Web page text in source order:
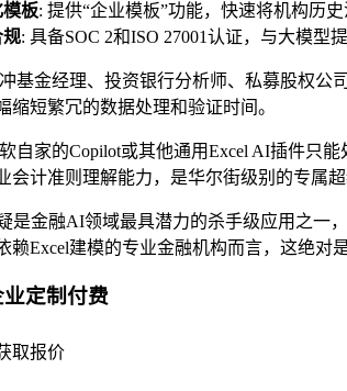
板: 提供“企业模板”功能，快速将机构历
规: 具备SOC 2和ISO 27001认证，与大模型
基金经理、投资银行分析师、私募股权公
缩短繁冗的数据处理和验证时间。
自家的Copilot或其他通用Excel AI插件只
会计准则理解能力，是华尔街级别的专属超
是金融AI领域最具潜力的杀手级应用之一
赖Excel建模的专业金融机构而言，这绝对
定制付费
取报价